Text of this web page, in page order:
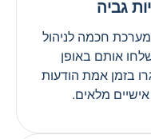
גביה
חכמה לניהול
אותם באופן
בזמן אמת הודעות